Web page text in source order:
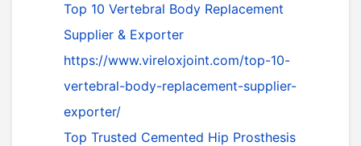
Top 10 Vertebral Body Replacement
Supplier & Exporter
https://www.vireloxjoint.com/top-10-
vertebral-body-replacement-supplier-
exporter/
Top Trusted Cemented Hip Prosthesis